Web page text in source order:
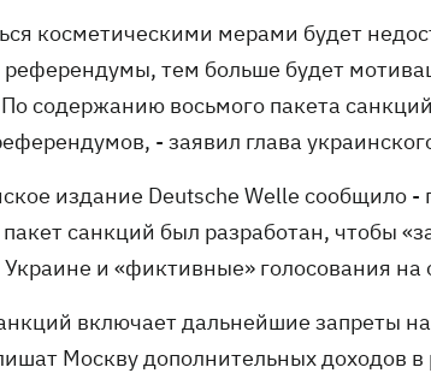
косметическими мерами будет
тем больше будет
содержанию восьмого пакета
- заявил глава
издание Deutsche Welle сообщило
санкций был разработан, чтобы
и «фиктивные» голосования на
включает дальнейшие запреты
Москву дополнительных доходов